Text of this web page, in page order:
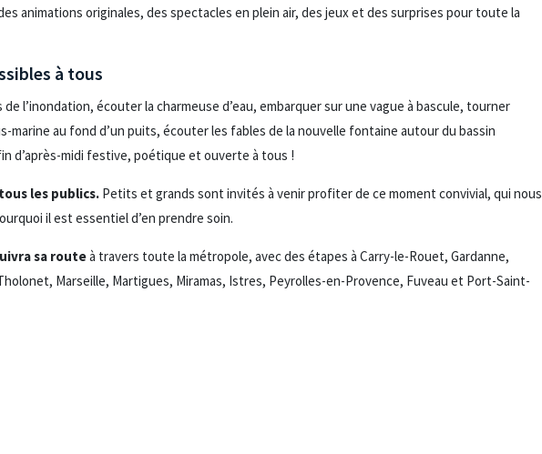
animations originales, des spectacles en plein air, des jeux et des surprises pour toute la
à tous
l’inondation, écouter la charmeuse d’eau, embarquer sur une vague à bascule, tourner
marine au fond d’un puits, écouter les fables de la nouvelle fontaine autour du bassin
d’après-midi festive, poétique et ouverte à tous !
les publics. Petits et grands sont invités à venir profiter de ce moment convivial, qui nous
il est essentiel d’en prendre soin.
sa routeà travers toute la métropole, avec des étapes à Carry-le-Rouet, Gardanne,
Marseille, Martigues, Miramas, Istres, Peyrolles-en-Provence, Fuveau et Port-Saint-